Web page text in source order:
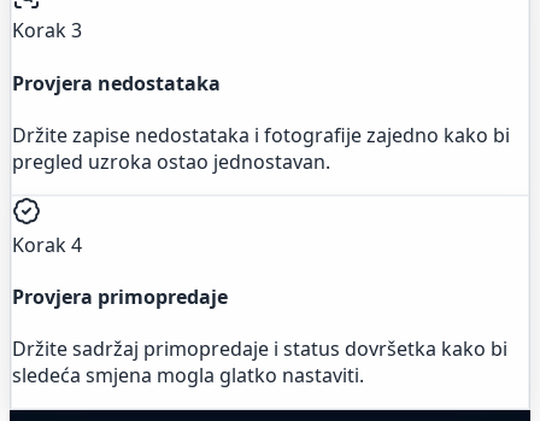
Korak 3
Provjera nedostataka
Držite zapise nedostataka i fotografije zajedno kako bi
pregled uzroka ostao jednostavan.
Korak 4
Provjera primopredaje
Držite sadržaj primopredaje i status dovršetka kako bi
sledeća smjena mogla glatko nastaviti.